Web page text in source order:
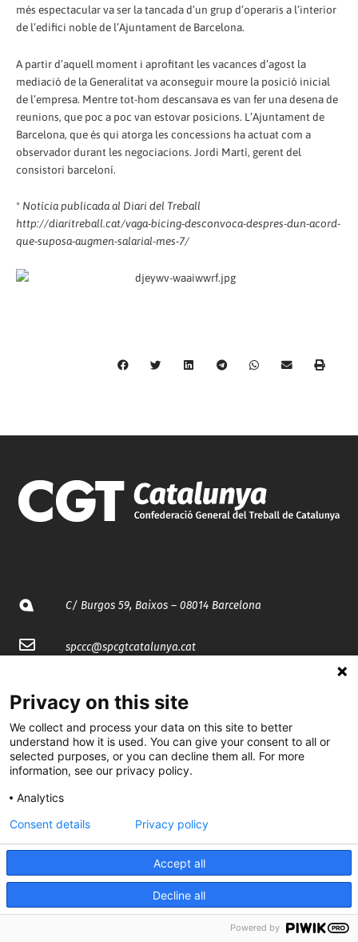
més espectacular va ser la tancada d’un grup d’operaris a l’interior
de l’edifici noble de l’Ajuntament de Barcelona.
A partir d’aquell moment i aprofitant les vacances d’agost la
mediació de la Generalitat va aconseguir moure la posició inicial
de l’empresa. Mentre tot-hom descansava es van fer una desena de
reunions, que poc a poc van estovar posicions. L’Ajuntament de
Barcelona, que és qui atorga les concessions ha actuat com a
observador durant les negociacions. Jordi Martí, gerent del
consistori barceloní.
* Notícia publicada al Diari del Treball
http://diaritreball.cat/vaga-bicing-desconvoca-despres-dun-acord-
que-suposa-augmen-salarial-mes-7/
C/ Burgos 59, Baixos – 08014 Barcelona
spccc@spcgtcatalunya.cat
@CGTCatalunya
cgtcatalunya
CGTCatalunya
cgtcatalunya
Desenvolupat per
Privacy on this site
We collect and process your data on this site to better
understand how it is used. You can give your consent to all or
selected purposes, or you can decline them all. For more
information, see our privacy policy.
Analytics
Accept all
Decline all
Consent details Privacy policy
Powered by